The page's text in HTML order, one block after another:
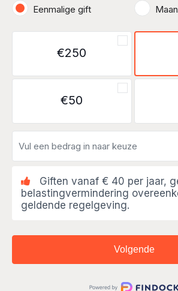
Eenmalige gift
€250
€50
Giften vanaf € 40 per jaar,
belastingvermindering
geldende regelgeving.